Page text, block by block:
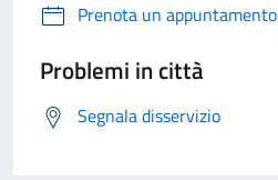
Prenota un appuntamento
Problemi in città
Segnala disservizio